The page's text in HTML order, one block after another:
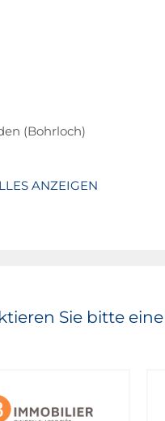
(Bohrloch)
ANZEIGEN
Sie bitte